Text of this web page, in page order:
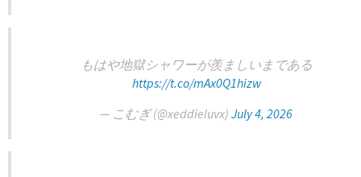
もはや地獄シャワーが羨ましいまである
https://t.co/mAx0Q1hizw
— こむぎ (@xeddieluvx) July 4, 2026